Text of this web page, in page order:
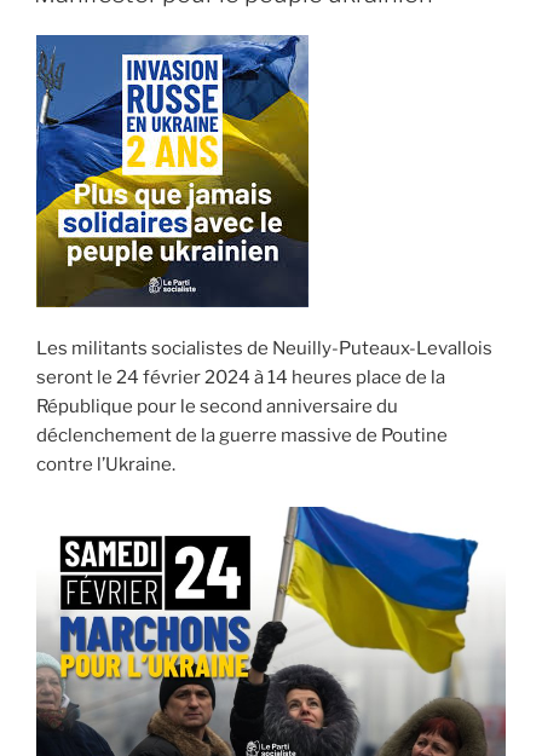
Les militants socialistes de Neuilly-Puteaux-Levallois
seront le 24 février 2024 à 14 heures place de la
République pour le second anniversaire du
déclenchement de la guerre massive de Poutine
contre l’Ukraine.